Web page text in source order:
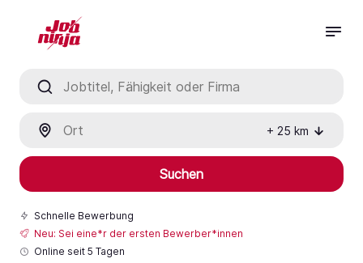
+ 25 km
Suchen
Schnelle Bewerbung
Neu: Sei eine*r der ersten Bewerber*innen
Online seit 5 Tagen